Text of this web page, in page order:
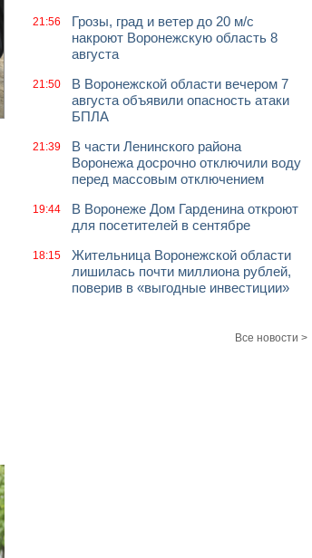
21:56
Грозы, град и ветер до 20 м/с
накроют Воронежскую область 8
августа
21:50
В Воронежской области вечером 7
августа объявили опасность атаки
БПЛА
21:39
В части Ленинского района
Воронежа досрочно отключили воду
перед массовым отключением
19:44
В Воронеже Дом Гарденина откроют
для посетителей в сентябре
18:15
Жительница Воронежской области
лишилась почти миллиона рублей,
поверив в «выгодные инвестиции»
Все новости >